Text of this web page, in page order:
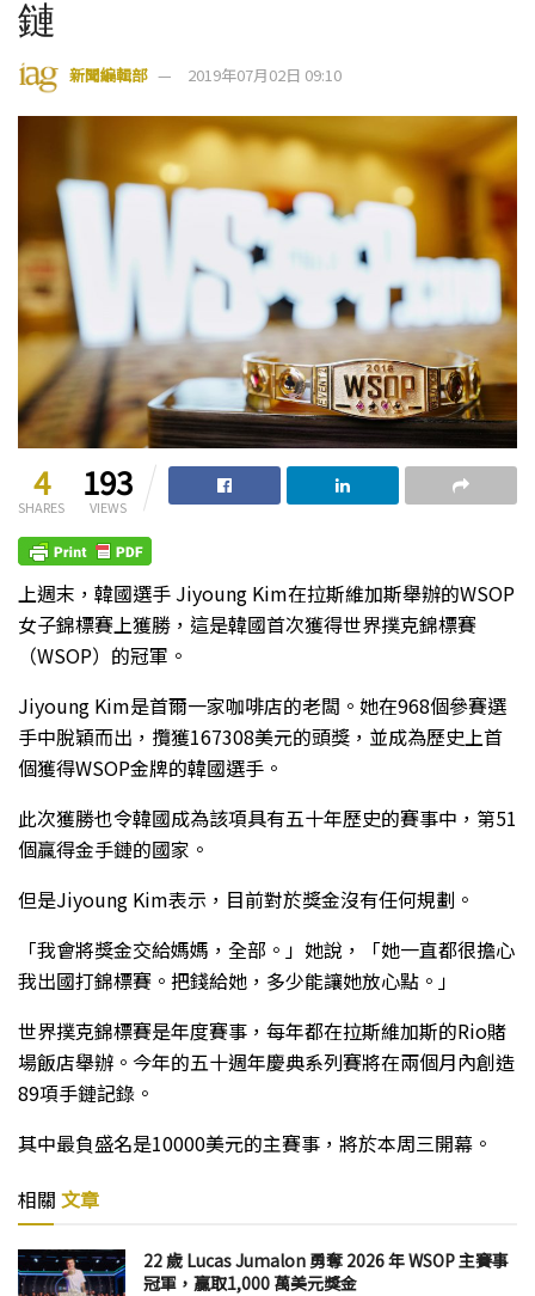
鏈
新聞編輯部 2019年07月02日 09:10
4
SHARES
193
VIEWS
上週末，韓國選手 Jiyoung Kim在拉斯維加斯舉辦的WSOP
女子錦標賽上獲勝，這是韓國首次獲得世界撲克錦標賽
（WSOP）的冠軍。
Jiyoung Kim是首爾一家咖啡店的老闆。她在968個參賽選
手中脫穎而出，攬獲167308美元的頭獎，並成為歷史上首
個獲得WSOP金牌的韓國選手。
此次獲勝也令韓國成為該項具有五十年歷史的賽事中，第51
個贏得金手鏈的國家。
但是Jiyoung Kim表示，目前對於獎金沒有任何規劃。
「我會將獎金交給媽媽，全部。」她說，「她一直都很擔心
我出國打錦標賽。把錢給她，多少能讓她放心點。」
世界撲克錦標賽是年度賽事，每年都在拉斯維加斯的Rio賭
場飯店舉辦。今年的五十週年慶典系列賽將在兩個月內創造
89項手鏈記錄。
其中最負盛名是10000美元的主賽事，將於本周三開幕。
相關 文章
22 歲 Lucas Jumalon 勇奪 2026 年 WSOP 主賽事
冠軍，贏取1,000 萬美元獎金